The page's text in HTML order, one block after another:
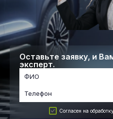
Оставьте заявку, и
эксперт.
Согласен на